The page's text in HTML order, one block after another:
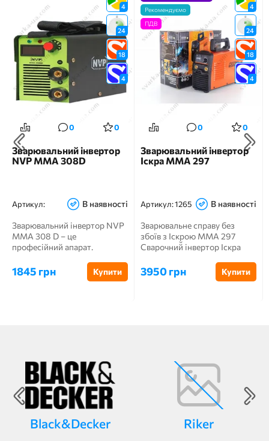
4
24
18
4
0 0
Зварювальний інвертор
NVP MMA 308D
Артикул: В наявності
Зварювальний інвертор NVP
MMA 308 D – це
професійний апарат.
модель. В...
1845 грн Купити
4
24
18
4
Рекомендуємо
ПДВ
0 0
Зварювальний інвертор
Іскра MMA 297
Артикул:1265 В наявності
Зварювальне справу без
збоїв з Іскрою MMA 297
Сварочний̆ інвертор Іскра
3950 грн Купити
Black&Decker Riker